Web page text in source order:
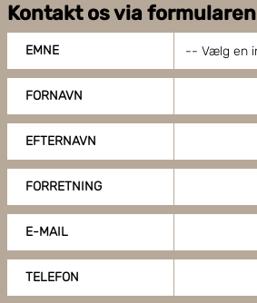
Kontakt os via formularen
EMNE
FORNAVN
EFTERNAVN
FORRETNING
E-MAIL
TELEFON